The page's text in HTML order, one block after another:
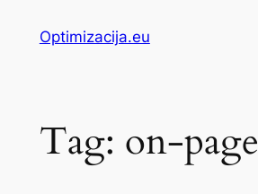
Optimizacija.eu
Tag: on-page